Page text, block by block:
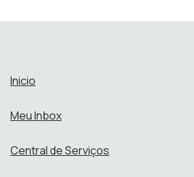
Inicio
Meu Inbox
Central de Serviços